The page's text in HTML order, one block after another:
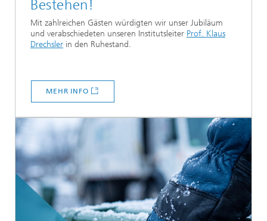
Bestehen!
Mit zahlreichen Gästen würdigten wir unser Jubiläum
und verabschiedeten unseren Institutsleiter Prof. Klaus
Drechsler in den Ruhestand.
MEHR INFO